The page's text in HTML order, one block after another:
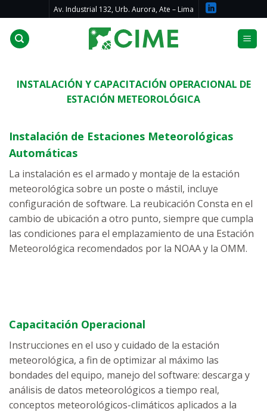
to
content
Av. Industrial 132, Urb. Aurora, Ate – Lima
INSTALACIÓN Y CAPACITACIÓN OPERACIONAL DE
ESTACIÓN METEOROLÓGICA
Instalación de Estaciones Meteorológicas
Automáticas
La instalación es el armado y montaje de la estación
meteorológica sobre un poste o mástil, incluye
configuración de software. La reubicación Consta en el
cambio de ubicación a otro punto, siempre que cumpla
las condiciones para el emplazamiento de una Estación
Meteorológica recomendados por la NOAA y la OMM.
Capacitación Operacional
Instrucciones en el uso y cuidado de la estación
meteorológica, a fin de optimizar al máximo las
bondades del equipo, manejo del software: descarga y
análisis de datos meteorológicos a tiempo real,
conceptos meteorológicos-climáticos aplicados a la